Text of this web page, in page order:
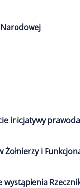
inicjatywy
Żołnierzy i
wystąpienia